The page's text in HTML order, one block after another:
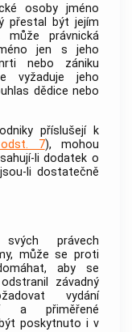
osoby jméno
přestal být jejím
může právnická
jen s jeho
nebo zániku
vyžaduje jeho
dědice nebo
příslušejí k
7), mohou
li dodatek o
li dostatečně
právech
může se proti
aby se
závadný
vydání
a přiměřené
poskytnuto i v